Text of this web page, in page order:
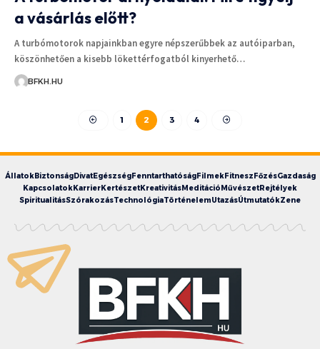
a vásárlás előtt?
A turbómotorok napjainkban egyre népszerűbbek az autóiparban,
köszönhetően a kisebb lökettérfogatból kinyerhető…
BFKH.HU
1 2 3 4
ÁllatokBiztonságDivatEgészségFenntarthatóságFilmekFitneszFőzésGazdaság
KapcsolatokKarrierKertészetKreativitásMeditációMűvészetRejtélyek
SpiritualitásSzórakozásTechnológiaTörténelemUtazásÚtmutatókZene